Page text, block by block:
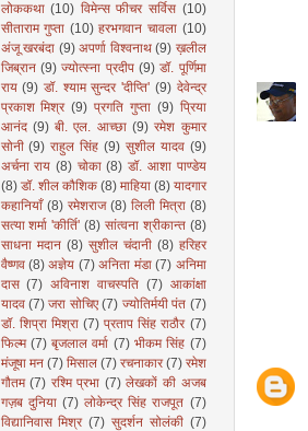
लोककथा (10) विमेन्स फीचर सर्विस (10)
सीताराम गुप्ता (10) हरभगवान चावला (10)
अंजू खरबंदा (9) अपर्णा विश्वनाथ (9) ख़लील
जिब्रान (9) ज्योत्स्ना प्रदीप (9) डॉ. पूर्णिमा
राय (9) डॉ. श्याम सुन्दर 'दीप्ति' (9) देवेन्द्र
प्रकाश मिश्र (9) प्रगति गुप्ता (9) प्रिया
आनंद (9) बी. एल. आच्छा (9) रमेश कुमार
सोनी (9) राहुल सिंह (9) सुशील यादव (9)
अर्चना राय (8) चोका (8) डॉ. आशा पाण्डेय
(8) डॉ. शील कौशिक (8) माहिया (8) यादगार
कहानियाँ (8) रमेशराज (8) लिली मित्रा (8)
सत्या शर्मा 'कीर्ति' (8) सांत्वना श्रीकान्त (8)
साधना मदान (8) सुशील चंदानी (8) हरिहर
वैष्णव (8) अज्ञेय (7) अनिता मंडा (7) अनिमा
दास (7) अविनाश वाचस्पति (7) आकांक्षा
यादव (7) जरा सोचिए (7) ज्योतिर्मयी पंत (7)
डॉ. शिप्रा मिश्रा (7) प्रताप सिंह राठौर (7)
फिल्म (7) बृजलाल वर्मा (7) भीकम सिंह (7)
मंजूषा मन (7) मिसाल (7) रचनाकार (7) रमेश
गौतम (7) रश्मि प्रभा (7) लेखकों की अजब
गज़ब दुनिया (7) लोकेन्द्र सिंह राजपूत (7)
विद्यानिवास मिश्र (7) सुदर्शन सोलंकी (7)